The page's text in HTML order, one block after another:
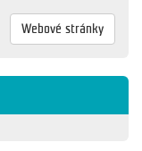
Webové stránky